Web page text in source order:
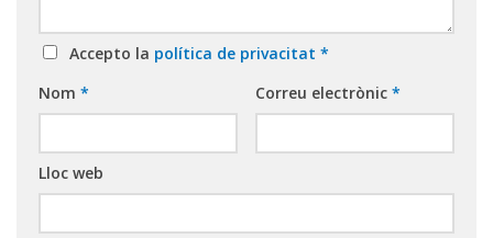
Accepto la política de privacitat *
Nom * Correu electrònic *
Lloc web